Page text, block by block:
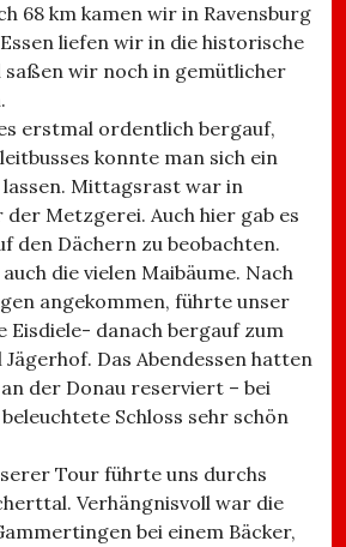
68 km kamen wir in Ravensburg
liefen wir in die historische
wir noch in gemütlicher
erstmal ordentlich bergauf,
konnte man sich ein
Mittagsrast war in
der Metzgerei. Auch hier gab es
den Dächern zu beobachten.
die vielen Maibäume. Nach
angekommen, führte unser
Eisdiele- danach bergauf zum
Das Abendessen hatten
der Donau reserviert – bei
Schloss sehr schön
Tour führte uns durchs
Verhängnisvoll war die
bei einem Bäcker,